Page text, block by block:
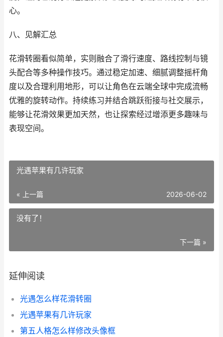
心。
八、见解汇总
花滑转圈看似简单，实则融合了滑行速度、路线控制与镜
头配合等多种操作技巧。通过稳定加速、细腻调整摇杆角
度以及合理利用地形，可以让角色在云端全球中完成流畅
优雅的旋转动作。持续练习并结合跳跃衔接与社交展示，
能够让花滑效果更加天然，也让探索经过增添更多趣味与
表现空间。
光遇苹果有几许玩家
« 上一篇 2026-06-02
没有了！
下一篇 »
延伸阅读
光遇怎么样花滑转圈
光遇苹果有几许玩家
第五人格怎么样修改头像框